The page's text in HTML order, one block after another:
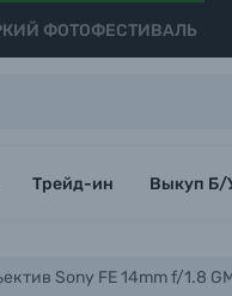
ФОТОФЕСТИВАЛЬ
Трейд-ин Выкуп Б/
Sony FE 14mm f/1.8